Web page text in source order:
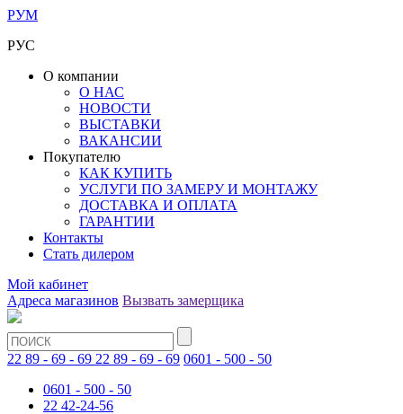
РУМ
РУС
О компании
О НАС
НОВОСТИ
ВЫСТАВКИ
ВАКАНСИИ
Покупателю
КАК КУПИТЬ
УСЛУГИ ПО ЗАМЕРУ И МОНТАЖУ
ДОСТАВКА И ОПЛАТА
ГАРАНТИИ
Контакты
Стать дилером
Мой кабинет
Адреса магазинов Вызвать замерщика
22 89 - 69 - 69 22 89 - 69 - 69 0601 - 500 - 50
0601 - 500 - 50
22 42-24-56